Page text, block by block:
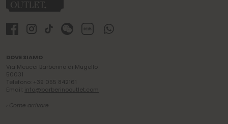
DOVE SIAMO
Via Meucci Barberino di Mugello
50031
Telefono: +39 055 842161
Email: info@barberinooutlet.com
› Come arrivare